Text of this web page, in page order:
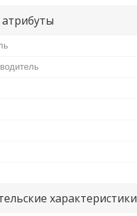
характеристики